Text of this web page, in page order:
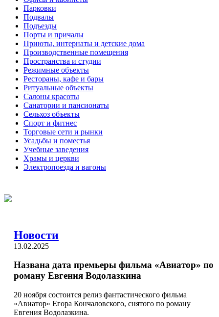
Парковки
Подвалы
Подъезды
Порты и причалы
Приюты, интернаты и детские дома
Производственные помещения
Пространства и студии
Режимные объекты
Рестораны, кафе и бары
Ритуальные объекты
Салоны красоты
Санатории и пансионаты
Сельхоз объекты
Спорт и фитнес
Торговые сети и рынки
Усадьбы и поместья
Учебные заведения
Храмы и церкви
Электропоезда и вагоны
Новости
13.02.2025
Названа дата премьеры фильма «Авиатор» по
роману Евгения Водолазкина
20 ноября состоится релиз фантастического фильма
«Авиатор» Егора Кончаловского, снятого по роману
Евгения Водолазкина.